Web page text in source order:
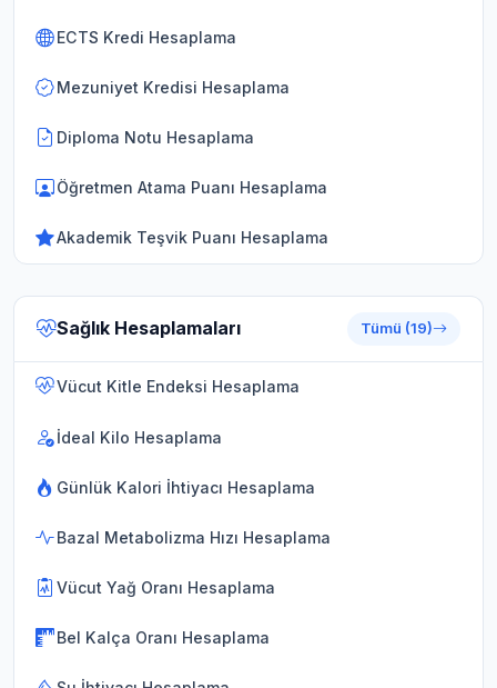
ECTS Kredi Hesaplama
Mezuniyet Kredisi Hesaplama
Diploma Notu Hesaplama
Öğretmen Atama Puanı Hesaplama
Akademik Teşvik Puanı Hesaplama
Sağlık Hesaplamaları Tümü (19)
Vücut Kitle Endeksi Hesaplama
İdeal Kilo Hesaplama
Günlük Kalori İhtiyacı Hesaplama
Bazal Metabolizma Hızı Hesaplama
Vücut Yağ Oranı Hesaplama
Bel Kalça Oranı Hesaplama